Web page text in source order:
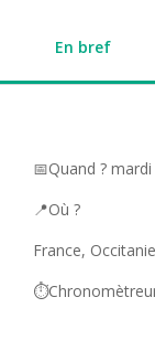
En bref
📅Quand ?
📍Où ?
France,